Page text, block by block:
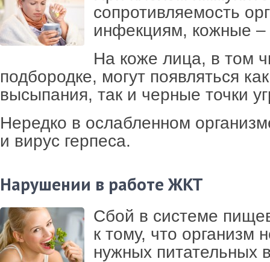
сопротивляемость
инфекциям, кожные –
На коже лица, в том
подбородке, могут появляться
высыпания, так и черные точки
Нередко в ослабленном
и вирус герпеса.
Нарушении в работе ЖКТ
Сбой в системе
к тому, что организм
нужных питательных